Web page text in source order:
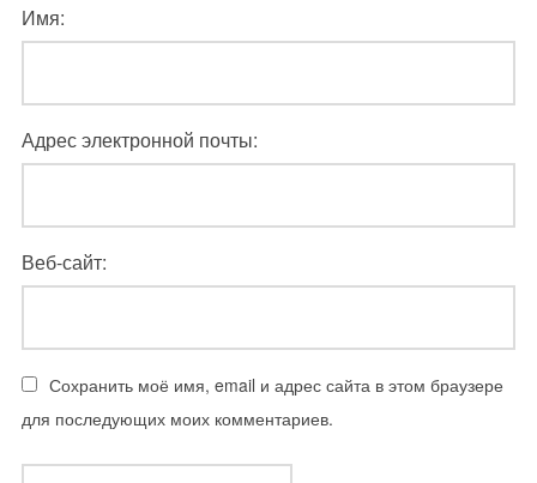
Имя:
Адрес электронной почты:
Веб-сайт:
Сохранить моё имя, email и адрес сайта в этом браузере
для последующих моих комментариев.